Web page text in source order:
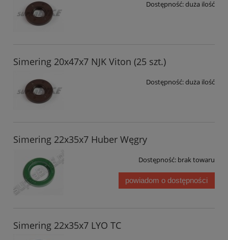
Dostępność:duża ilość
Simering 20x47x7 NJK Viton (25 szt.)
Dostępność:duża ilość
Simering 22x35x7 Huber Węgry
Dostępność: brak towaru
powiadom o dostępności
Simering 22x35x7 LYO TC